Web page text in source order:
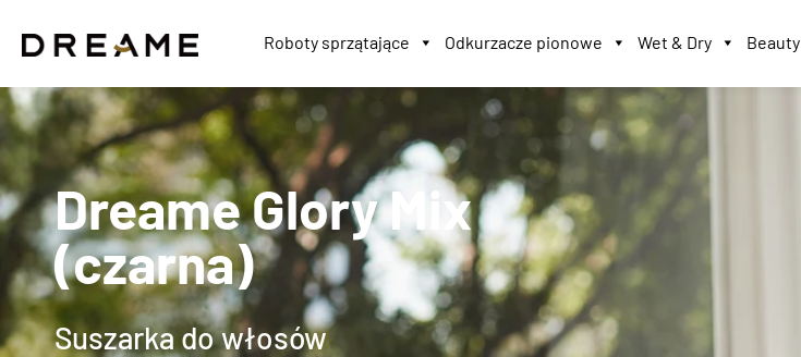
Roboty sprzątające Odkurzacze pionowe Wet & Dry Beauty
Dreame Glory Mix
(czarna)
Suszarka do włosów